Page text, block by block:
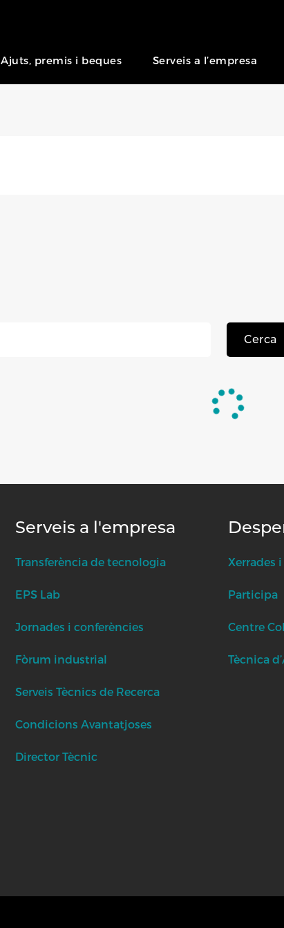
Ajuts, premis i beques Serveis a l’empresa
Cerca
Serveis a l'empresa
Transferència de tecnologia
EPS Lab
Jornades i conferències
Fòrum industrial
Serveis Tècnics de Recerca
Condicions Avantatjoses
Director Tècnic
Xerrades
Participa
Centre
Tècnica